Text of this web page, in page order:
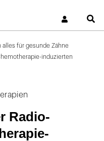
alles für gesunde Zähne
induzierten
Radio-